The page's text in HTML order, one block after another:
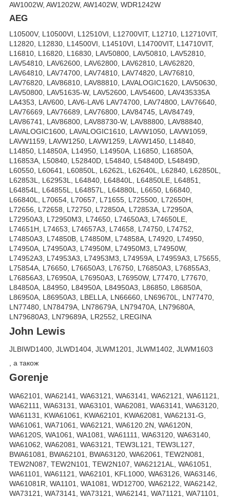
AW1002W, AW1202W, AW1402W, WDR1242W
AEG
L10500V, L10500VI, L12510VI, L12700VIT, L12710, L12710VIT,
L12820, L12830, L14500VI, L14510VI, L14700VIT, L14710VIT,
L16810, L16820, L16830, LAV50800, LAV50810, LAV52810,
LAV54810, LAV62600, LAV62800, LAV62810, LAV62820,
LAV64810, LAV74700, LAV74810, LAV74820, LAV76810,
LAV76820, LAV86810, LAV88810, LAVALOGIC1620, LAV50630,
LAV50800, LAV51635-W, LAV52600, LAV54600, LAV435335A
LA4353, LAV600, LAV6-LAV6 LAV74700, LAV74800, LAV76640,
LAV76669, LAV76689, LAV76800, LAV84745, LAV84749,
LAV86741, LAV86800, LAV88730-W, LAV88800, LAV88840,
LAVALOGIC1600, LAVALOGIC1610, LAVW1050, LAVW1059,
LAVW1159, LAVW1250, LAVW1259, LAVW1450, L14840,
L14850, L14850A, L14950, L14950A, L16850, L16850A,
L16853A, L50840, L52840D, L54840, L54840D, L54849D,
L60550, L60641, L60850L, L6262L, L62640L, L62840, L62850L,
L62853L, L62953L, L64840, L64840L, L64850LE, L64851,
L64854L, L64855L, L64857L, L64880L, L6650, L66840,
L66840L, L70654, L70657, L71655, L725500, L72650H,
L72656, L72658, L72750, L72850A, L72853A, L72950A,
L72950A3, L72950M3, L74650, L74650A3, L74650LE,
L74651H, L74653, L74657A3, L74658, L74750, L74752,
L74850A3, L74850B, L74850M, L74858A, L74920, L74950,
L74950A, L74950A3, L74950M, L74950M3, L74950W,
L74952A3, L74953A3, L74953M3, L74959A, L74959A3, L75655,
L75854A, L76650, L76650A3, L76750, L76850A3, L76855A3,
L76856A3, L76950A, L76950A3, L76950W, L77470, L77670,
L84850A, L84950, L84950A, L84950A3, L86850, L86850A,
L86950A, L86950A3, LBELLA, LN66660, LN69670L, LN77470,
LN77480, LN78479A, LN78679A, LN79470A, LN79680A,
LN79680A3, LN79689A, LR2552, LREGINA
John Lewis
JLBIWD1400, JLWD1404, JLWM1201, JLWM1402, JLWM1603
, а також
Gorenje
WA62101, WA62141, WA63121, WA63141, WA62121, WA61121,
WA62111, WA63131, WA63101, WA62081, WA63141, WA63120,
WA61131, KWA61061, KWA62101, KWA62081, WA62131-G,
WA61061, WA71061, WA62121, WA6120.2N, WA6120N,
WA6120S, WA1061, WA1081, WA61111, WA63120, WA63140,
WA61062, WA62081, WA63121, TEW3L121, TEW3L127,
BWA61081, BWA62101, BWA63120, WA62061, TEW2N081,
TEW2N087, TEW2N101, TEW2N107, WA62121AL, WA61051,
WA61101, WA61121, WA62101, KFL1000, WA63126, WA63146,
WA61081R, WA1101, WA1081, WD12700, WA62122, WA62142,
WA73121, WA73141, WA73121, WA62141, WA71121, WA71101,